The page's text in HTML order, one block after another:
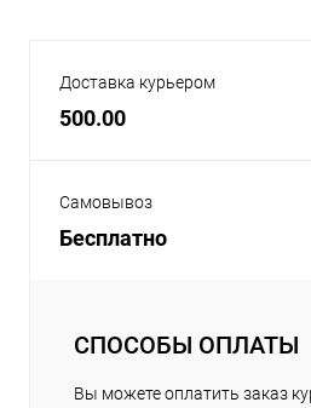
Доставка курьером
500.00
Самовывоз
Бесплатно
СПОСОБЫ ОПЛАТЫ
Вы можете оплатить заказ